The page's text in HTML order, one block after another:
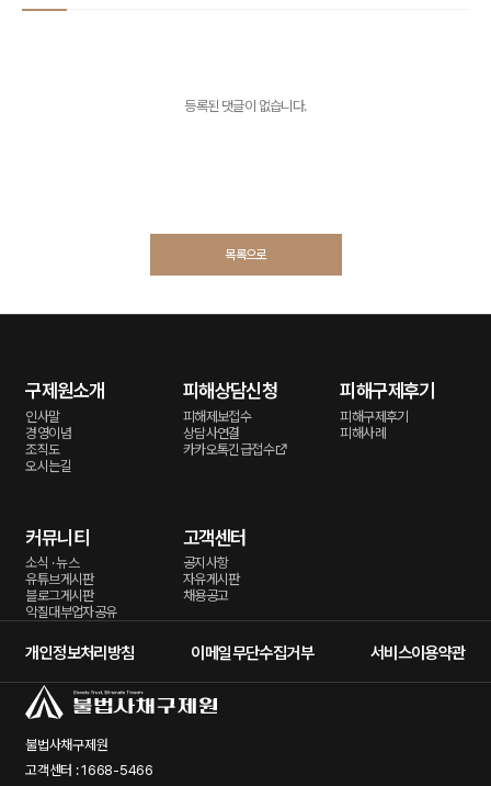
등록된 댓글이 없습니다.
목록으로
구제원소개
인사말
경영이념
조직도
오시는길
피해상담신청
피해제보접수
상담사연결
카카오톡긴급접수
피해구제후기
피해구제후기
피해사례
커뮤니티
소식 · 뉴스
유튜브게시판
블로그게시판
악질대부업자공유
고객센터
공지사항
자유게시판
채용공고
개인정보처리방침 이메일무단수집거부 서비스이용약관
불법사채구제원
고객센터 : 1668-5466